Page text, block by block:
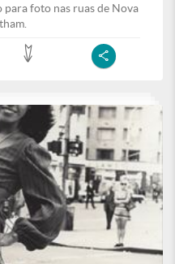
foto nas ruas de Nova